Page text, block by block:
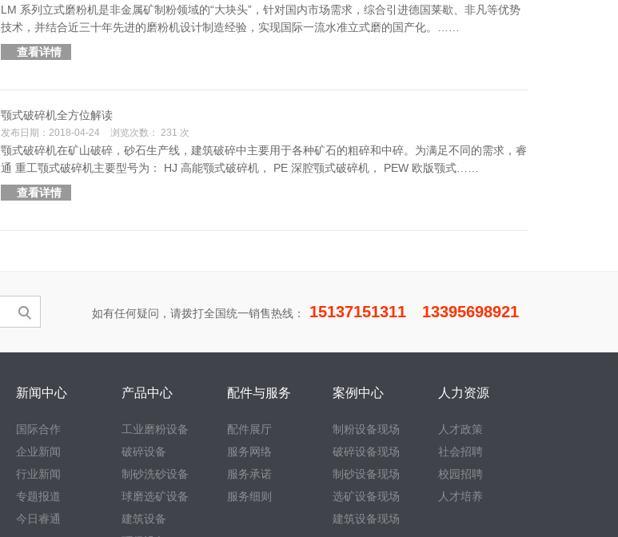
LM 系列立式磨粉机是非金属矿制粉领域的“大块头”，针对国内市场需求，综合引进德国莱歇、非凡等优势
技术，并结合近三十年先进的磨粉机设计制造经验，实现国际一流水准立式磨的国产化。……
查看详情
颚式破碎机全方位解读
发布日期：2018-04-24 浏览次数： 231 次
颚式破碎机在矿山破碎，砂石生产线，建筑破碎中主要用于各种矿石的粗碎和中碎。为满足不同的需求，睿
通 重工颚式破碎机主要型号为： HJ 高能颚式破碎机， PE 深腔颚式破碎机， PEW 欧版颚式……
查看详情
如有任何疑问，请拨打全国统一销售热线： 15137151311 13395698921
新闻中心
国际合作
企业新闻
行业新闻
专题报道
今日睿通
产品中心
工业磨粉设备
破碎设备
制砂洗砂设备
球磨选矿设备
建筑设备
配件与服务
配件展厅
服务网络
服务承诺
服务细则
案例中心
制粉设备现场
破碎设备现场
制砂设备现场
选矿设备现场
建筑设备现场
人力资源
人才政策
社会招聘
校园招聘
人才培养